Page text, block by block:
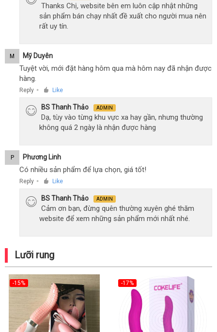
Thanks Chị, website bên em luôn cập nhật những
sản phẩm bán chạy nhất đề xuất cho người mua nên
rất uy tín.
M Mỹ Duyên
Tuyệt vời, mới đặt hàng hôm qua mà hôm nay đã nhận được
hàng.
Reply ● Like
BS Thanh Thảo ADMIN
Dạ, tùy vào từng khu vực xa hay gần, nhưng thường
không quá 2 ngày là nhận được hàng
P Phương Linh
Có nhiều sản phẩm để lựa chọn, giá tốt!
Reply ● Like
BS Thanh Thảo ADMIN
Cảm ơn bạn, đừng quên thường xuyên ghé thăm
website để xem những sản phẩm mới nhất nhé.
Lưỡi rung
-15% -17%